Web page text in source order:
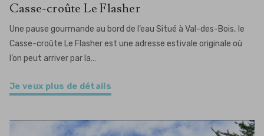
Casse-croûte Le Flasher
Une pause gourmande au bord de l’eau Situé à Val-des-Bois, le
Casse-croûte Le Flasher est une adresse estivale originale où
l’on peut arriver par la…
Je veux plus de détails